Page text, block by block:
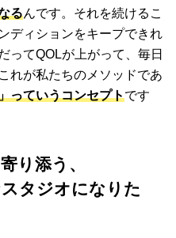
るんです。それを続けるこ
ディションをキープできれ
ってQOLが上がって、毎日
れが私たちのメソッドであ
っていうコンセプトです
り添う、
スタジオになりた